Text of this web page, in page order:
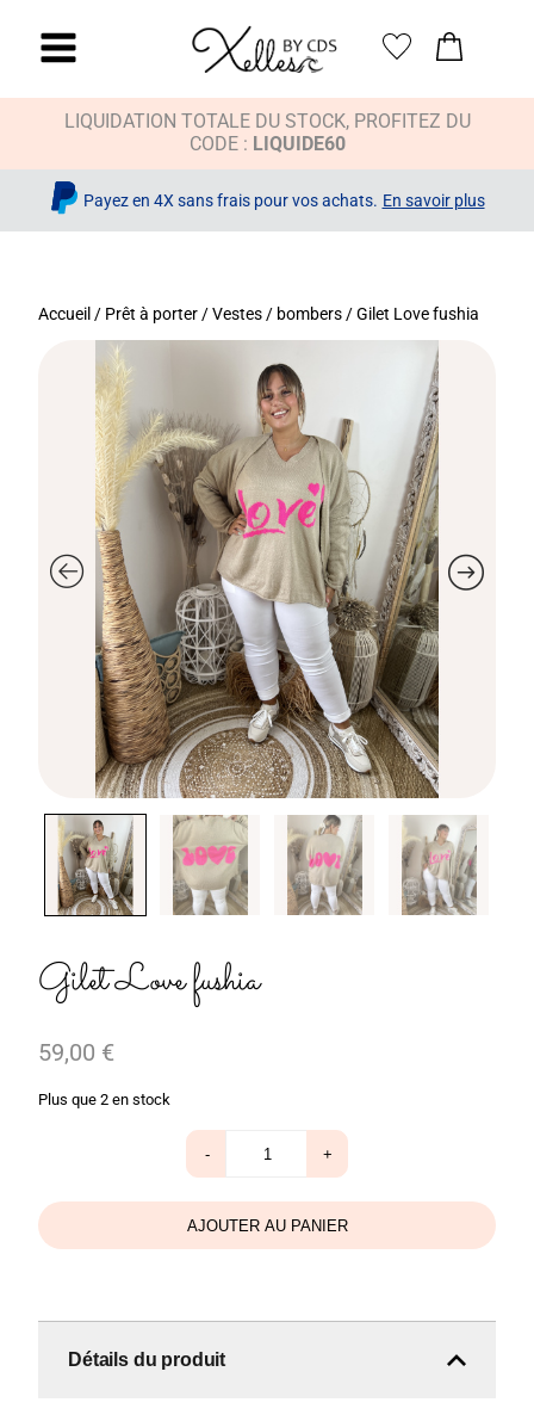
LIQUIDATION TOTALE DU STOCK, PROFITEZ DU
CODE : LIQUIDE60
Payez en 4X sans frais pour vos achats. En savoir plus
Accueil / Prêt à porter /Vestes / bombers / Gilet Love fushia
Gilet Love fushia
59,00 €
Plus que 2 en stock
de
Gilet
Love
fushia
- +
AJOUTER AU PANIER
Détails du produit